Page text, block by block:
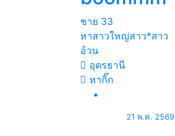
ชาย 33
หาสาวใหญ่สาว*สาว
อ้วน
อุดรธานี
หากิ๊ก
21 พ.ค. 2569